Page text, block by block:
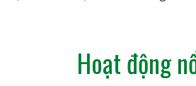
Hoạt động